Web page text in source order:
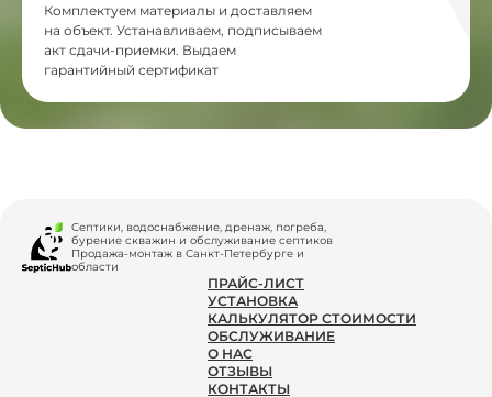
Комплектуем материалы и доставляем
на объект. Устанавливаем, подписываем
акт сдачи-приемки. Выдаем
гарантийный сертификат
Септики, водоснабжение, дренаж, погреба,
бурение скважин и обслуживание септиков
Продажа-монтаж в Санкт-Петербурге и
области
ПРАЙС-ЛИСТ
УСТАНОВКА
КАЛЬКУЛЯТОР СТОИМОСТИ
ОБСЛУЖИВАНИЕ
О НАС
ОТЗЫВЫ
КОНТАКТЫ